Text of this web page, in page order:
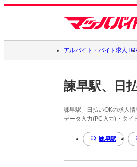
アルバイト・バイト求人
諫早駅、日
諫早駅、日払いOKの求人情
データ入力(PC入力)・タイ
諫早駅